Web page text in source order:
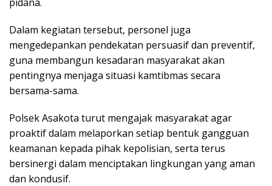
Dalam kegiatan tersebut, personel juga
mengedepankan pendekatan persuasif dan preventif,
guna membangun kesadaran masyarakat akan
pentingnya menjaga situasi kamtibmas secara
bersama-sama.
Polsek Asakota turut mengajak masyarakat agar
proaktif dalam melaporkan setiap bentuk gangguan
keamanan kepada pihak kepolisian, serta terus
bersinergi dalam menciptakan lingkungan yang aman
dan kondusif.